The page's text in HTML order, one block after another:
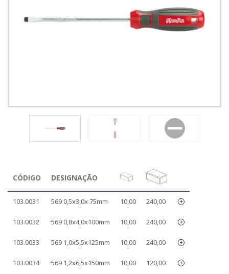
CÓDIGO DESIGNAÇÃO
103.0031 569 0,5x3,0x 75mm 10,00 240,00
103.0032 569 0,8x4,0x100mm 10,00 240,00
103.0033 569 1,0x5,5x125mm 10,00 240,00
103.0034 569 1,2x6,5x150mm 10,00 120,00